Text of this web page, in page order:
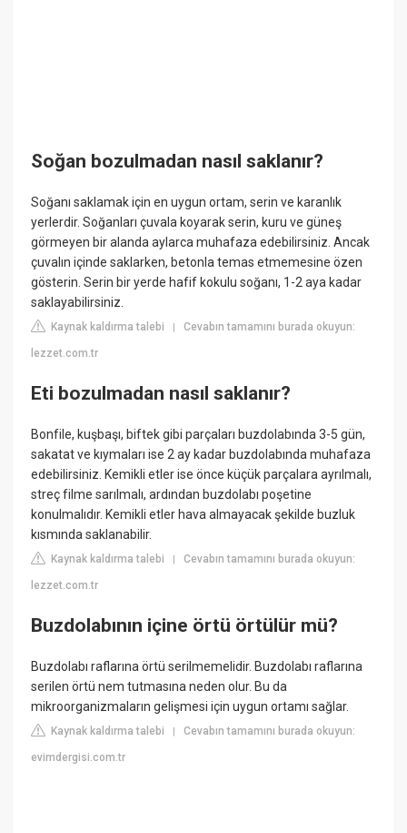
Soğan bozulmadan nasıl saklanır?
Soğanı saklamak için en uygun ortam, serin ve karanlık
yerlerdir. Soğanları çuvala koyarak serin, kuru ve güneş
görmeyen bir alanda aylarca muhafaza edebilirsiniz. Ancak
çuvalın içinde saklarken, betonla temas etmemesine özen
gösterin. Serin bir yerde hafif kokulu soğanı, 1-2 aya kadar
saklayabilirsiniz.
Kaynak kaldırma talebi |Cevabın tamamını burada okuyun:
lezzet.com.tr
Eti bozulmadan nasıl saklanır?
Bonfile, kuşbaşı, biftek gibi parçaları buzdolabında 3-5 gün,
sakatat ve kıymaları ise 2 ay kadar buzdolabında muhafaza
edebilirsiniz. Kemikli etler ise önce küçük parçalara ayrılmalı,
streç filme sarılmalı, ardından buzdolabı poşetine
konulmalıdır. Kemikli etler hava almayacak şekilde buzluk
kısmında saklanabilir.
Kaynak kaldırma talebi |Cevabın tamamını burada okuyun:
lezzet.com.tr
Buzdolabının içine örtü örtülür mü?
Buzdolabı raflarına örtü serilmemelidir. Buzdolabı raflarına
serilen örtü nem tutmasına neden olur. Bu da
mikroorganizmaların gelişmesi için uygun ortamı sağlar.
Kaynak kaldırma talebi |Cevabın tamamını burada okuyun:
evimdergisi.com.tr